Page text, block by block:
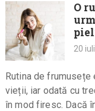
O
20
Rutina de
vieții, iar odată cu
în mod firesc. Dacă